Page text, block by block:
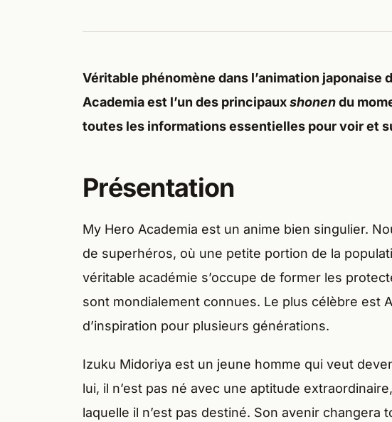
Véritable phénomène dans l’animation japonaise
Academia est l’un des principauxshonendu
toutes les informations essentielles pour voir et
Présentation
My Hero Academia est un anime bien singulier.
de superhéros, où une petite portion de la
véritable académie s’occupe de former les
sont mondialement connues. Le plus célèbre est
d’inspiration pour plusieurs générations.
Izuku Midoriya est un jeune homme qui veut
lui, il n’est pas né avec une aptitude
laquelle il n’est pas destiné. Son avenir